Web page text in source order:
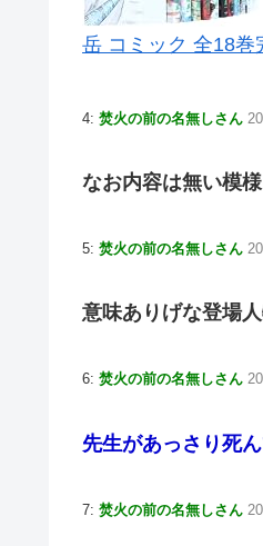
岳 コミック 全18巻
4: 焚火の前の名無しさん
なお内容は無い模様
5: 焚火の前の名無しさん
意味ありげな登場
6: 焚火の前の名無しさん
先生があっさり死
7: 焚火の前の名無しさん